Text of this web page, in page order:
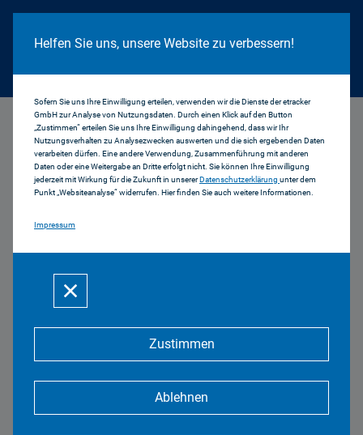
Cookie Hinweis
Helfen Sie uns, unsere Website zu verbessern!
Sofern Sie uns Ihre Einwilligung erteilen, verwenden wir die Dienste der etracker
GmbH zur Analyse von Nutzungsdaten. Durch einen Klick auf den Button
„Zustimmen“ erteilen Sie uns Ihre Einwilligung dahingehend, dass wir Ihr
Nutzungsverhalten zu Analysezwecken auswerten und die sich ergebenden Daten
verarbeiten dürfen. Eine andere Verwendung, Zusammenführung mit anderen
Daten oder eine Weitergabe an Dritte erfolgt nicht. Sie können Ihre Einwilligung
jederzeit mit Wirkung für die Zukunft in unsererDatenschutzerklärung unter dem
Punkt „Websiteanalyse“ widerrufen. Hier finden Sie auch weitere Informationen.
Impressum
Zustimmen
Ablehnen
Wolfgang Schweiger
Prof. Dr. Wolfgang
Schweiger